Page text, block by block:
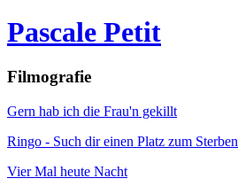
Pascale Petit
Filmografie
Gern hab ich die Frau'n gekillt
Ringo - Such dir einen Platz zum Sterben
Vier Mal heute Nacht